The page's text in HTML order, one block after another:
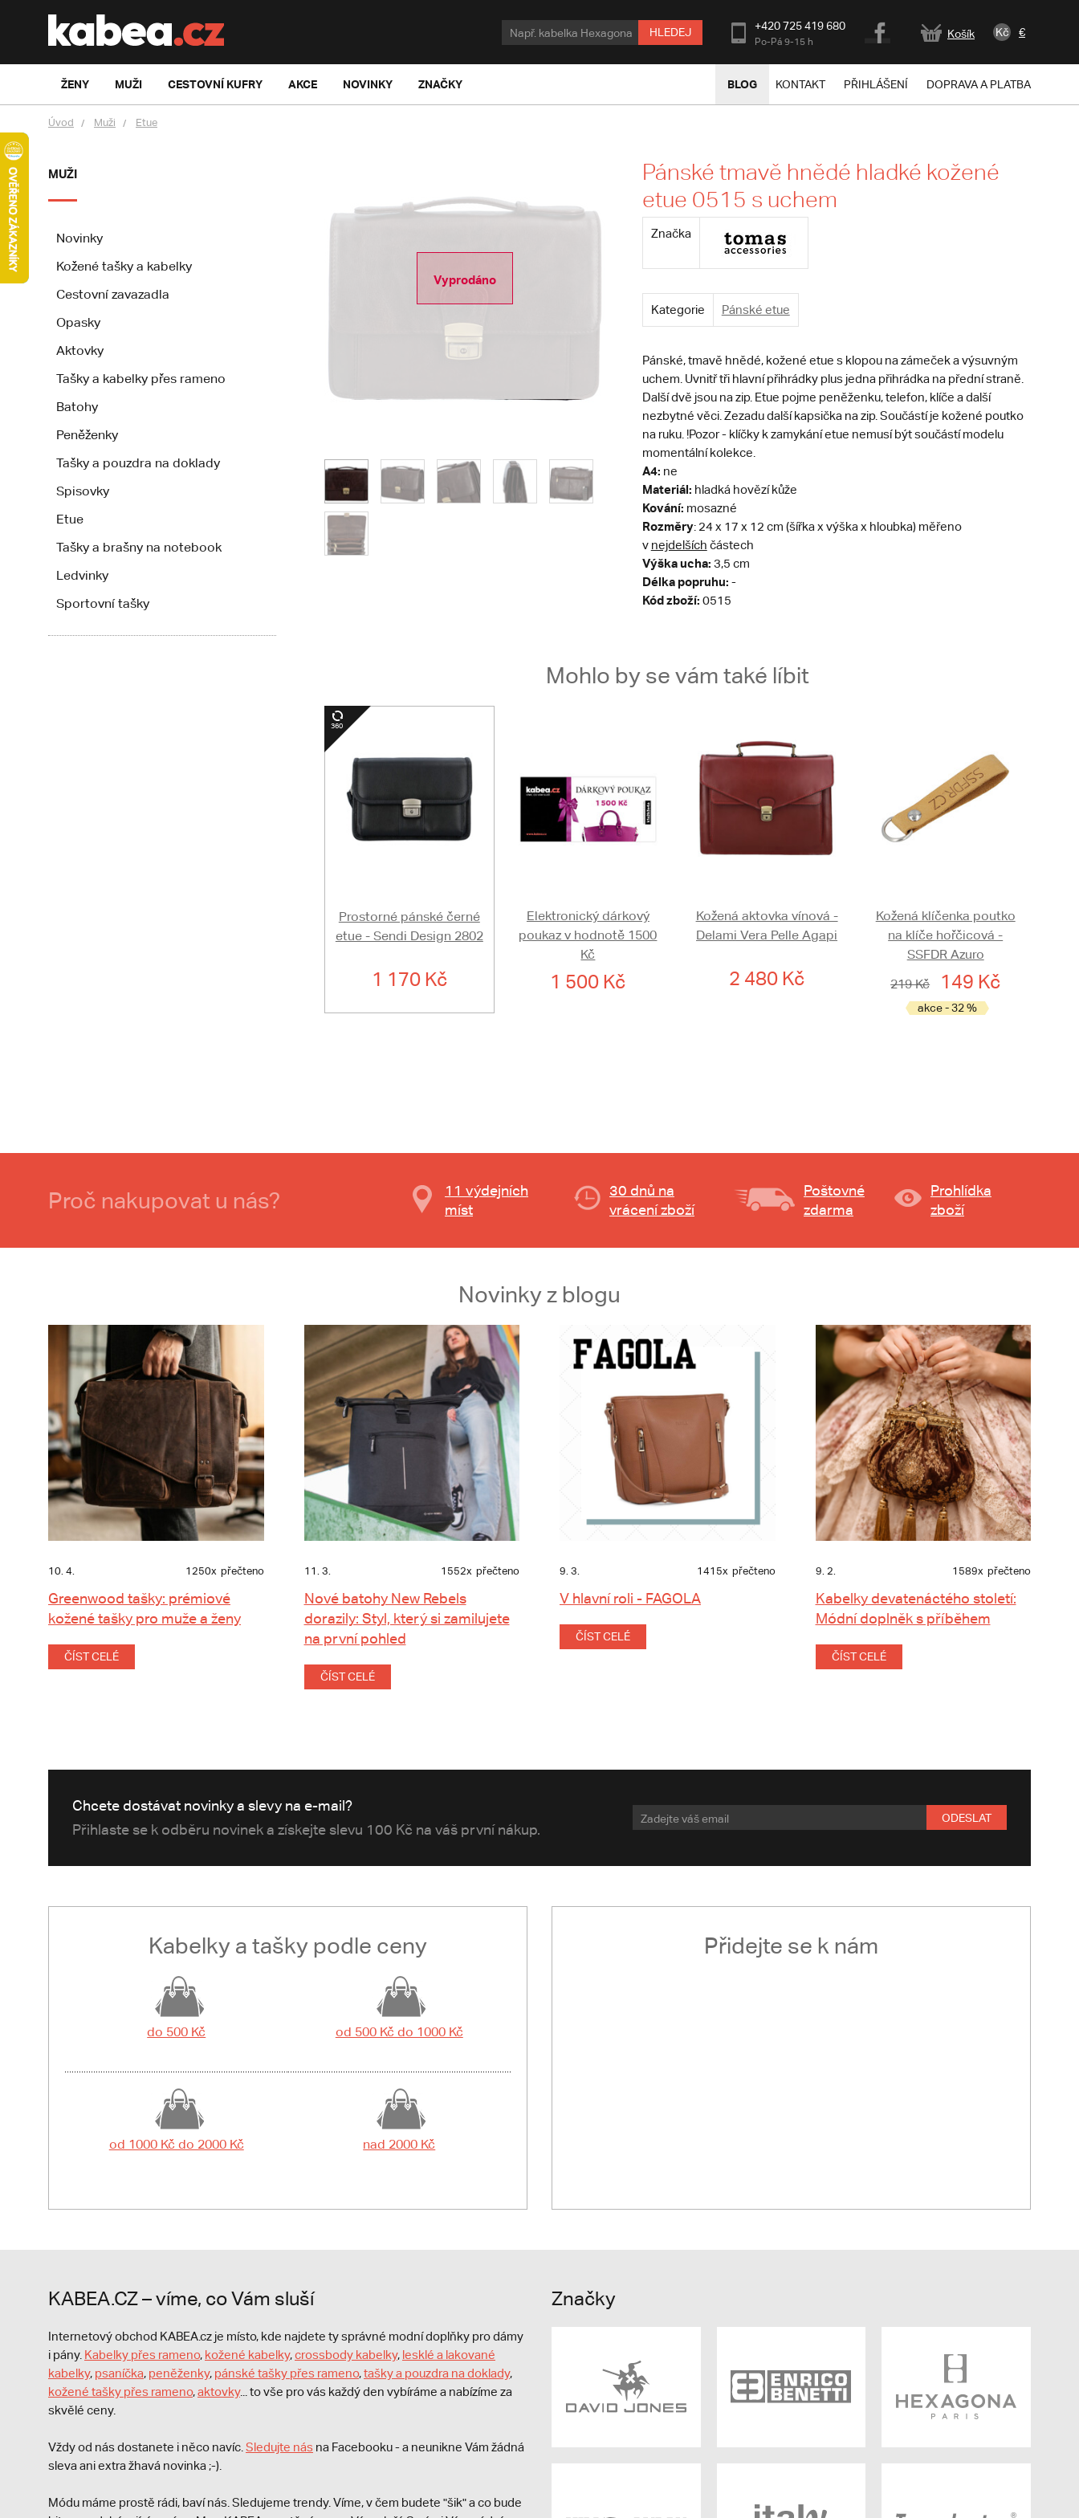
HLEDEJ +420 725 419 680
Po-Pá 9-15 h
Košík Kč €
ŽENY MUŽI CESTOVNÍ KUFRY AKCE NOVINKY ZNAČKY BLOG KONTAKT PŘIHLÁŠENÍ DOPRAVA A PLATBA
Úvod Muži Etue
MUŽI
Novinky
Kožené tašky a kabelky
Cestovní zavazadla
Opasky
Aktovky
Tašky a kabelky přes rameno
Batohy
Peněženky
Tašky a pouzdra na doklady
Spisovky
Etue
Tašky a brašny na notebook
Ledvinky
Sportovní tašky
Vyprodáno
Pánské tmavě hnědé hladké kožené
etue 0515 s uchem
Značka
Kategorie Pánské etue
Pánské, tmavě hnědé, kožené etue s klopou na zámeček a výsuvným
uchem. Uvnitř tři hlavní přihrádky plus jedna přihrádka na přední straně.
Další dvě jsou na zip. Etue pojme peněženku, telefon, klíče a další
nezbytné věci. Zezadu další kapsička na zip. Součástí je kožené poutko
na ruku. !Pozor - klíčky k zamykání etue nemusí být součástí modelu
momentální kolekce.
A4: ne
Materiál: hladká hovězí kůže
Kování: mosazné
Rozměry: 24 x 17 x 12 cm (šířka x výška x hloubka) měřeno
v nejdelších částech
Výška ucha: 3,5 cm
Délka popruhu: -
Kód zboží: 0515
Mohlo by se vám také líbit
Prostorné pánské černé
etue - Sendi Design 2802
1 170 Kč
Elektronický dárkový
poukaz v hodnotě 1500
Kč
1 500 Kč
Kožená aktovka vínová -
Delami Vera Pelle Agapi
2 480 Kč
Kožená klíčenka poutko
na klíče hořčicová -
SSFDR Azuro
219 Kč
149 Kč
akce - 32 %
Proč nakupovat u nás?
11 výdejních
míst
30 dnů na
vrácení zboží
Poštovné
zdarma
Prohlídka
zboží
Novinky z blogu
10. 4. 1250x přečteno
Greenwood tašky: prémiové
kožené tašky pro muže a ženy
ČÍST CELÉ
11. 3. 1552x přečteno
Nové batohy New Rebels
dorazily: Styl, který si zamilujete
na první pohled
ČÍST CELÉ
9. 3. 1415x přečteno
V hlavní roli - FAGOLA
ČÍST CELÉ
9. 2. 1589x přečteno
Kabelky devatenáctého století:
Módní doplněk s příběhem
ČÍST CELÉ
Chcete dostávat novinky a slevy na e-mail?
Přihlaste se k odběru novinek a získejte slevu 100 Kč na váš první nákup.
ODESLAT
Kabelky a tašky podle ceny
do 500 Kč od 500 Kč do 1000 Kč
od 1000 Kč do 2000 Kč nad 2000 Kč
Přidejte se k nám
KABEA.CZ – víme, co Vám sluší
Internetový obchod KABEA.cz je místo, kde najdete ty správné modní doplňky pro dámy
i pány. Kabelky přes rameno, kožené kabelky,crossbody kabelky, lesklé a lakované
kabelky, psaníčka, peněženky, pánské tašky přes rameno,tašky a pouzdra na doklady,
kožené tašky přes rameno,aktovky... to vše pro vás každý den vybíráme a nabízíme za
skvělé ceny.
Vždy od nás dostanete i něco navíc. Sledujte nás na Facebooku - a neunikne Vám žádná
sleva ani extra žhavá novinka ;-).
Módu máme prostě rádi, baví nás. Sledujeme trendy. Víme, v čem budete "šik" a co bude
Značky